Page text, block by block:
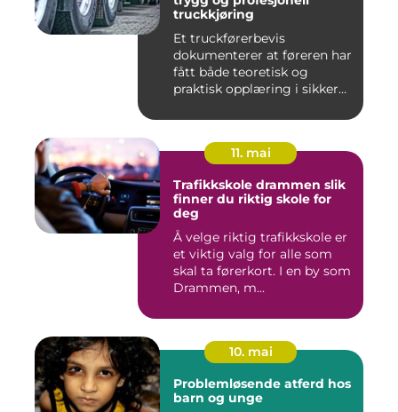
truckkjøring
Et truckførerbevis
dokumenterer at føreren har
fått både teoretisk og
praktisk opplæring i sikker
11. mai
Trafikkskole drammen slik
finner du riktig skole for
deg
Å velge riktig trafikkskole er
et viktig valg for alle som
skal ta førerkort. I en by som
Drammen, m...
10. mai
Problemløsende atferd hos
barn og unge